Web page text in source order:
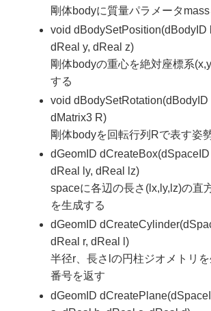
剛体bodyに質量パラメータ
void dBodySetPosition(dBodyID
dReal y, dReal z)
剛体bodyの重心を絶対座標系
する
void dBodySetRotation(dBodyID
dMatrix3 R)
剛体bodyを回転行列Rで表す姿
dGeomID
dReal ly, dReal lz)
spaceに各辺の長さ(lx,ly,lz)の直
を生成する
dGeomID
dReal r, dReal l)
半径r、長さlの円柱ジオメトリ
番号を返す
dGeomID